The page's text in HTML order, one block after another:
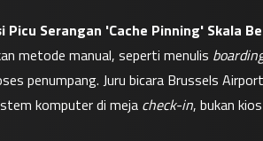
Serangan 'Cache Pinning' Skala
metode manual, seperti menulis
penumpang. Juru bicara Brussels
komputer di meja check-in, bukan